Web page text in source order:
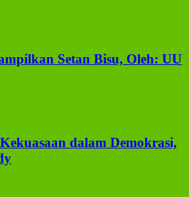
Setan Bisu, Oleh: UU
dalam Demokrasi,